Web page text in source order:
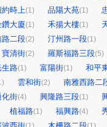
約時上(1) 品陽大苑(1)
鑽大廈(1) 禾揚大樓(1)
路二段(2) 汀州路一段(1)
寶清街(2) 羅斯福路三段(5)
生路(1) 富陽街(1)
和平
雲和街(2)
南雅西路二
化街(4) 興隆路三段(1)
植福路(1) 福興路(4)